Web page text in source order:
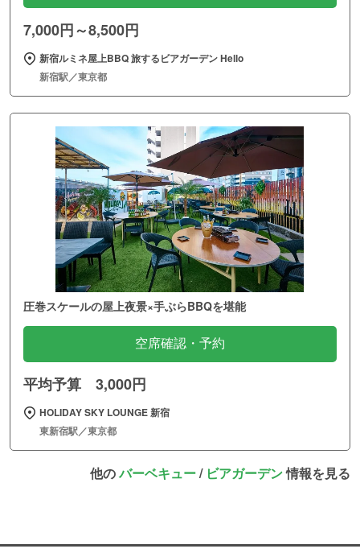
7,000円～8,500円
新宿ルミネ屋上BBQ 旅するビアガーデン Hello
新宿駅／東京都
圧巻スケールの屋上夜景×手ぶらBBQを堪能
空席確認・予約
平均予算 3,000円
HOLIDAY SKY LOUNGE 新宿
東新宿駅／東京都
他のバーベキュー/ ビアガーデン情報を見る